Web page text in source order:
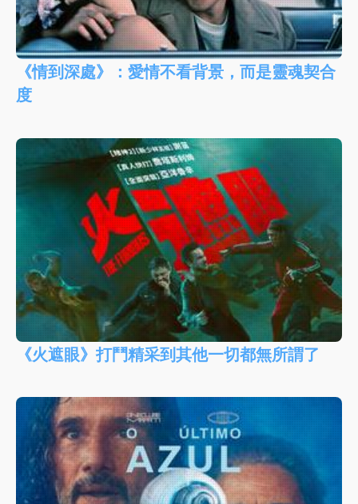
《情到深處》：愛情不看背景，而是靈魂契合
度
《火遮眼》打鬥精采到其他一切都無所謂了